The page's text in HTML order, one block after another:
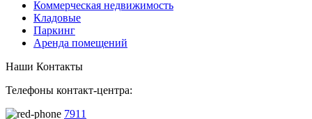
Коммерческая недвижимость
Кладовые
Паркинг
Аренда помещений
Наши Контакты
Телефоны контакт-центра:
7911